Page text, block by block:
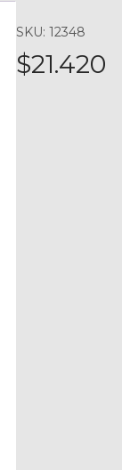
SKU: 12348
$21.420